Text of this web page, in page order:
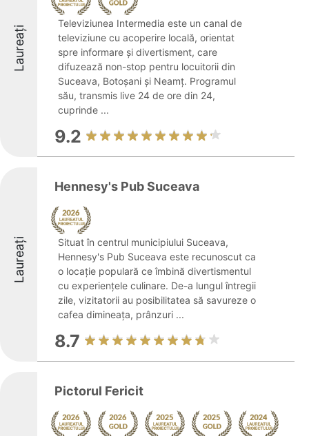
Laureați
Televiziunea Intermedia este un canal de
televiziune cu acoperire locală, orientat
spre informare și divertisment, care
difuzează non-stop pentru locuitorii din
Suceava, Botoșani și Neamț. Programul
său, transmis live 24 de ore din 24,
cuprinde ...
9.2
Laureați
Hennesy's Pub Suceava
Situat în centrul municipiului Suceava,
Hennesy's Pub Suceava este recunoscut ca
o locație populară ce îmbină divertismentul
cu experiențele culinare. De-a lungul întregii
zile, vizitatorii au posibilitatea să savureze o
cafea dimineața, prânzuri ...
8.7
Pictorul Fericit